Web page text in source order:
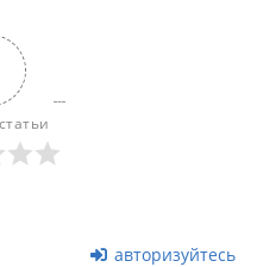
авторизуйтесь